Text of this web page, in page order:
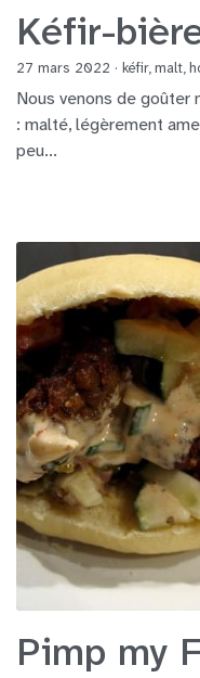
Kéfir-
27 mars 2022 ·kéfir, malt,
Nous venons de
: malté, légèrement
peu...
Pimp my